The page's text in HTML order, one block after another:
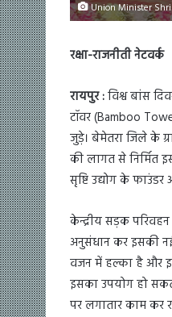
Union Minister Shri
रक्षा-राजनीती नेटवर्क
रायपुर :विश्व बांस
टॉवर (Bamboo
जुड़े। बेमेतरा जिले के
की लागत से निर्मित
सृष्टि उद्योग के फाउंडर
केन्द्रीय सड़क परिवहन
अनुसंधान कर इसकी
वजन में हल्का है और
इसका उपयोग हो
पर लगातार काम कर